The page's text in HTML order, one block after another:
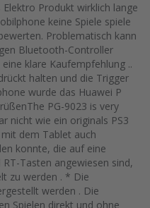
Produkt wirklich lange
keine Spiele spiele
Problematisch kann
Bluetooth-Controller
klare Kaufempfehlung ..
halten und die Trigger
wurde das Huawei P
PG-9023 is very
nicht wie ein originals PS3
dem Tablet auch
konnte, die auf eine
Tasten angewiesen sind,
zu werden . * Die
werden . Die
Spielen direkt und ohne